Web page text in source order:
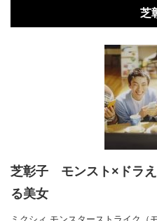
芝
芝彰子 モンスト×ドラ
る美女